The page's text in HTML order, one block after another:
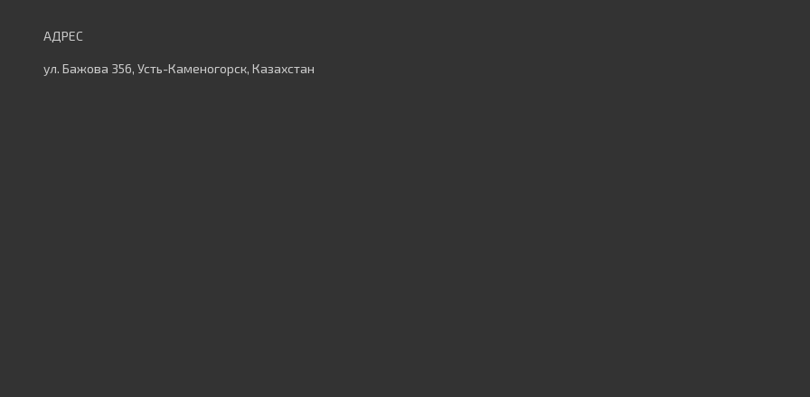
ул. Бажова 356, Усть-Каменогорск, Казахстан